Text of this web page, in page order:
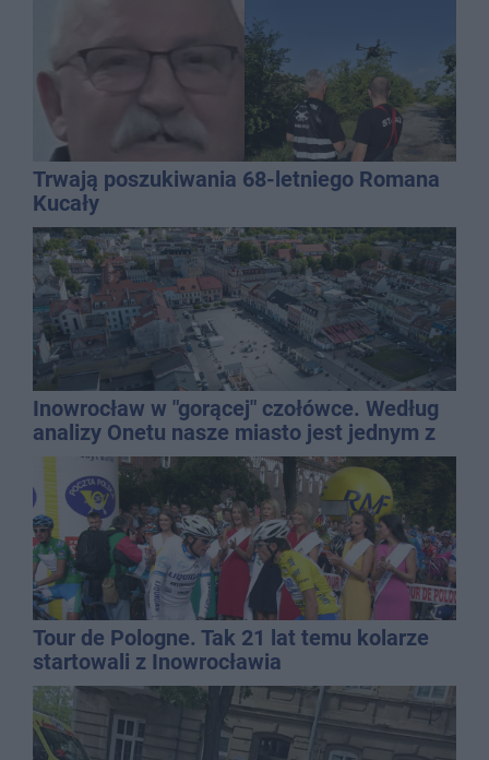
Trwają poszukiwania 68-letniego Romana
Kucały
Inowrocław w "gorącej" czołówce. Według
analizy Onetu nasze miasto jest jednym z
najbardziej narażonych na upały
Tour de Pologne. Tak 21 lat temu kolarze
startowali z Inowrocławia